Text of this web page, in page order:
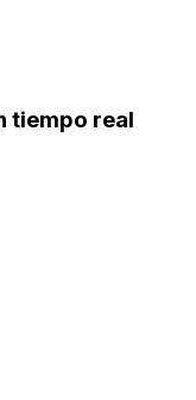
tiempo real